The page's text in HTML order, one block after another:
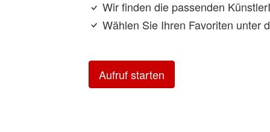
Wir finden die passenden
Wählen Sie Ihren Favoriten unter
Aufruf starten